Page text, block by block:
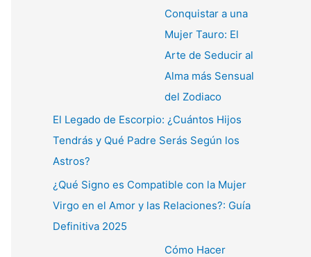
Conquistar a una
Mujer Tauro: El
Arte de Seducir al
Alma más Sensual
del Zodiaco
El Legado de Escorpio: ¿Cuántos Hijos
Tendrás y Qué Padre Serás Según los
Astros?
¿Qué Signo es Compatible con la Mujer
Virgo en el Amor y las Relaciones?: Guía
Definitiva 2025
Cómo Hacer